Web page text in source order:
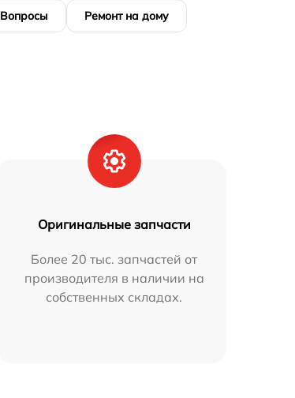
Вопросы Ремонт на дому
Оригинальные запчасти
Более 20 тыс. запчастей от
производителя в наличии на
собственных складах.